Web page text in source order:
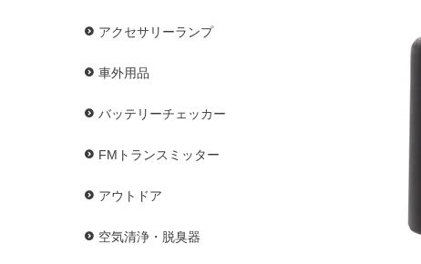
アクセサリーランプ
車外用品
バッテリーチェッカー
FMトランスミッター
アウトドア
空気清浄・脱臭器